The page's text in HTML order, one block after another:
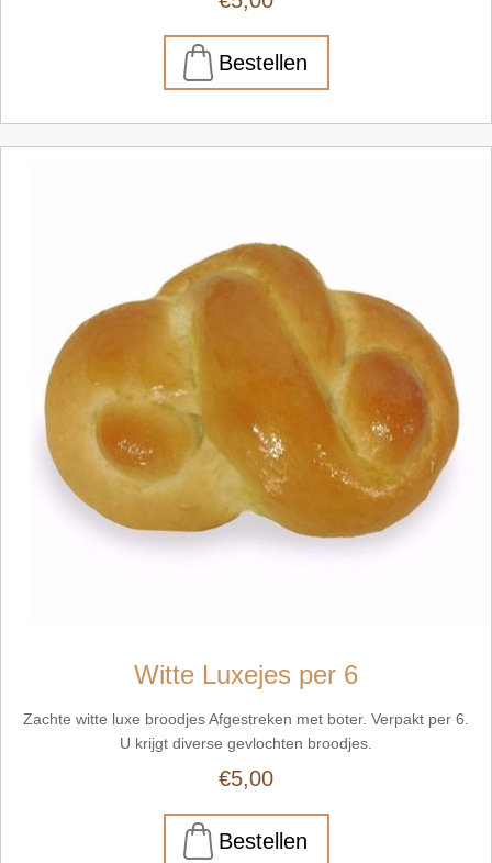
Witte Luxejes per 6
Zachte witte luxe broodjes Afgestreken met boter. Verpakt per 6.
U krijgt diverse gevlochten broodjes.
€5,00